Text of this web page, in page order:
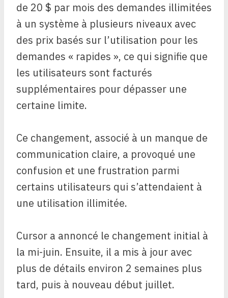
de 20 $ par mois des demandes illimitées
à un système à plusieurs niveaux avec
des prix basés sur l’utilisation pour les
demandes « rapides », ce qui signifie que
les utilisateurs sont facturés
supplémentaires pour dépasser une
certaine limite.
Ce changement, associé à un manque de
communication claire, a provoqué une
confusion et une frustration parmi
certains utilisateurs qui s’attendaient à
une utilisation illimitée.
Cursor a annoncé le changement initial à
la mi-juin. Ensuite, il a mis à jour avec
plus de détails environ 2 semaines plus
tard, puis à nouveau début juillet.